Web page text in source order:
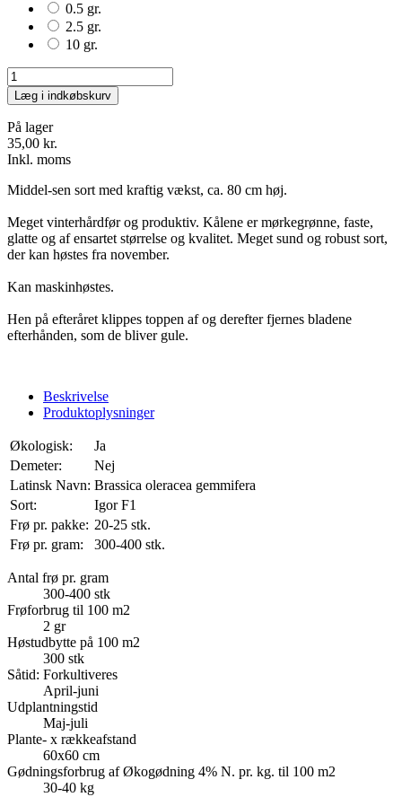
0.5 gr.
2.5 gr.
10 gr.
Læg i indkøbskurv
På lager
35,00 kr.
Inkl. moms
Middel-sen sort med kraftig vækst, ca. 80 cm høj.
Meget vinterhårdfør og produktiv. Kålene er mørkegrønne, faste,
glatte og af ensartet størrelse og kvalitet. Meget sund og robust sort,
der kan høstes fra november.
Kan maskinhøstes.
Hen på efteråret klippes toppen af og derefter fjernes bladene
efterhånden, som de bliver gule.
Beskrivelse
Produktoplysninger
Økologisk:
Ja
Demeter:
Nej
Latinsk Navn: Brassica oleracea gemmifera
Sort:
Igor F1
Frø pr. pakke: 20-25 stk.
Frø pr. gram:
300-400 stk.
Antal frø pr. gram
300-400 stk
Frøforbrug til 100 m2
2 gr
Høstudbytte på 100 m2
300 stk
Såtid: Forkultiveres
April-juni
Udplantningstid
Maj-juli
Plante- x rækkeafstand
60x60 cm
Gødningsforbrug af Økogødning 4% N. pr. kg. til 100 m2
30-40 kg